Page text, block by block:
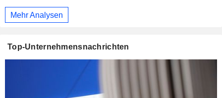
Mehr Analysen
Top-Unternehmensnachrichten